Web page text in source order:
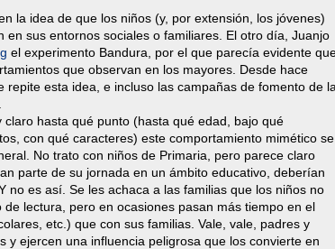
la idea de que los niños (y, por extensión, los jóvenes)
en sus entornos sociales o familiares. El otro día, Juanjo
el experimento Bandura, por el que parecía evidente
que observan en los mayores. Desde hace
repite esta idea, e incluso las campañas de fomento de la
hasta qué punto (hasta qué edad, bajo qué
con qué caracteres) este comportamiento mimético se
No trato con niños de Primaria, pero parece claro
parte de su jornada en un ámbito educativo, deberían
no es así. Se les achaca a las familias que los niños no
lectura, pero en ocasiones pasan más tiempo en el
etc.) que con sus familias. Vale, vale, padres y
y ejercen una influencia peligrosa que los convierte en